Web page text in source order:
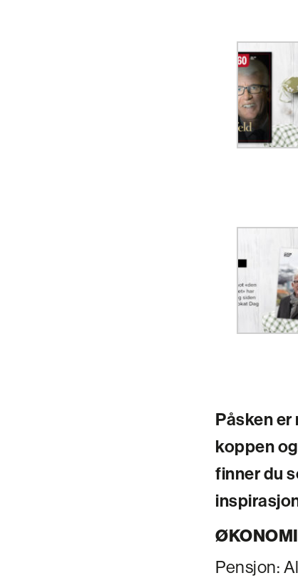
Påsken
koppen
finner du
Pensjon: